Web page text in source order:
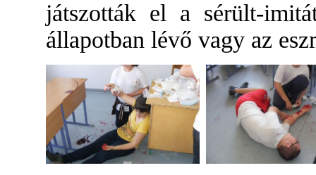
játszották el a sérült-
állapotban lévő vagy az